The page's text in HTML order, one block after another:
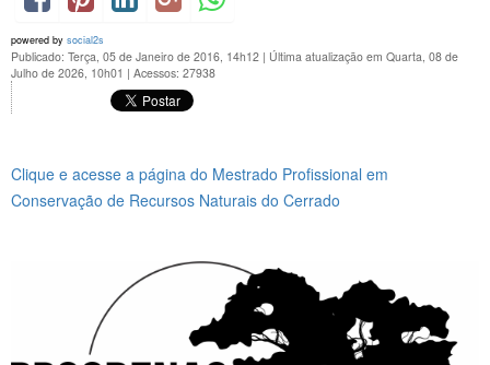
powered by social2s
Publicado: Terça, 05 de Janeiro de 2016, 14h12 | Última atualização em Quarta, 08 de
Julho de 2026, 10h01 | Acessos: 27938
Clique e acesse a página do Mestrado Profissional em
Conservação de Recursos Naturais do Cerrado